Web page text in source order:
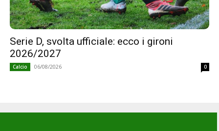
Serie D, svolta ufficiale: ecco i gironi
2026/2027
Calcio 06/08/2026 0